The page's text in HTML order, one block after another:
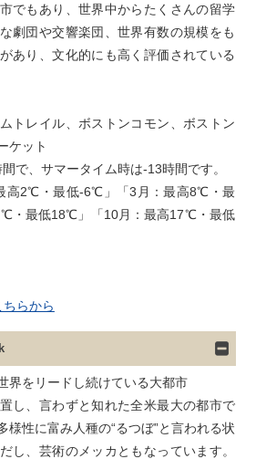
でもあり、世界中からたくさんの留学
劇団や交響楽団、世界有数の規模をも
あり、文化的にも高く評価されている
トレイル、ボストンコモン、ボストン
ケット
で、サマータイム時は-13時間です。
高2℃・最低-6℃」「3月：最高8℃・最
・最低18℃」「10月：最高17℃・最低
らから
界をリードし続けている大都市
し、言わずと知れた全米最大の都市で
様性に富み人種の“るつぼ”と言われる状
し、芸術のメッカともなっています。